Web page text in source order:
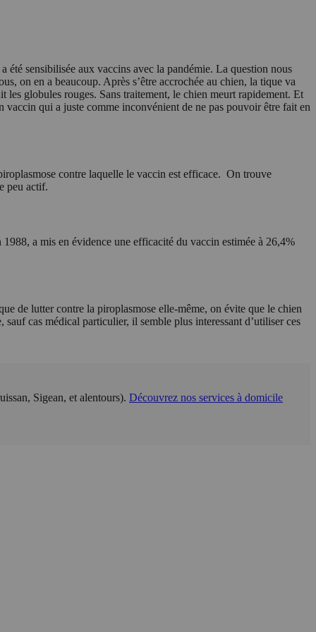
été sensibilisée aux vaccins avec la pandémie. La question nous
on en a beaucoup. Après s’être accrochée au chien, la tique va
globules rouges. Sans traitement, le chien meurt rapidement. Et
vaccin qui a juste comme inconvénient de ne pas pouvoir être fait en
contre laquelle le vaccin est efficace. On trouve
peu actif.
a mis en évidence une efficacité du vaccin estimée à 26,4%
de lutter contre la piroplasmose elle-même, on évite que le chien
cas médical particulier, il semble plus interessant d’utiliser ces
Sigean, et alentours). Découvrez nos services à domicile